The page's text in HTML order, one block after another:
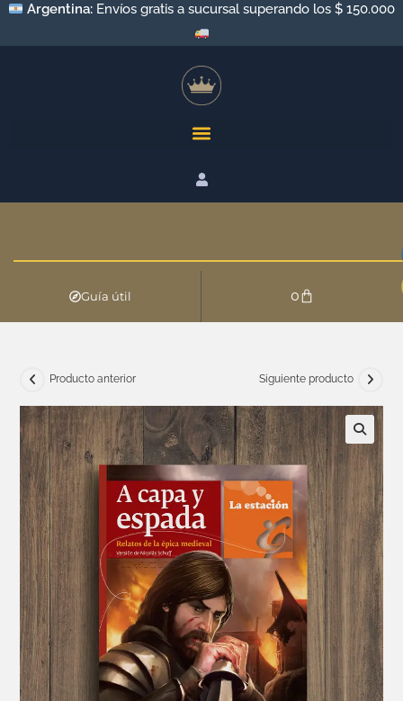
Argentina: Envíos gratis a sucursal superando los $ 150.000
Guía útil 0
Producto anterior Siguiente producto